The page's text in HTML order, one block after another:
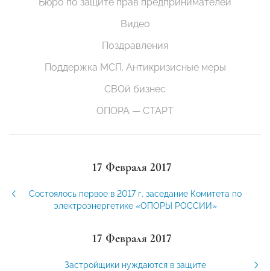
Видео
Поздравления
Поддержка МСП. Антикризисные меры
СВОй бизнес
ОПОРА — СТАРТ
17 Февраля 2017
Состоялось первое в 2017 г. заседание Комитета по
электроэнергетике «ОПОРЫ РОССИИ»
17 Февраля 2017
Застройщики нуждаются в защите